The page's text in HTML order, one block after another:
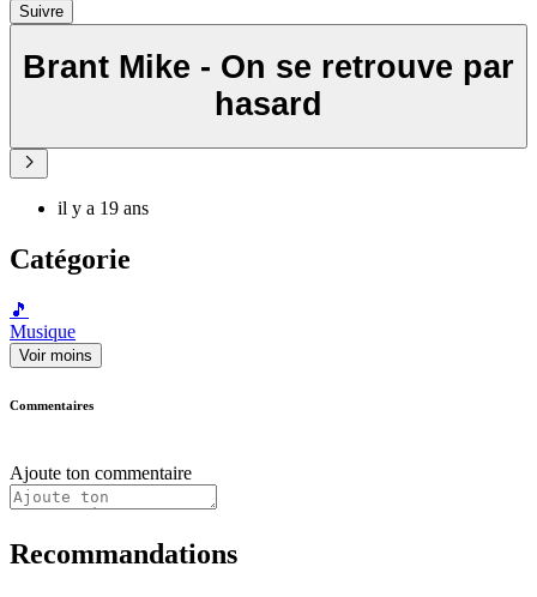
Suivre
Brant Mike - On se retrouve par
hasard
il y a 19 ans
Catégorie
🎵
Musique
Voir moins
Commentaires
Ajoute ton commentaire
Recommandations